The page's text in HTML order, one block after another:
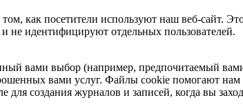
как посетители используют наш веб-сайт.
не идентифицируют отдельных пользователей.
вами выбор (например, предпочитаемый
вами услуг. Файлы cookie помогают
создания журналов и записей, когда вы